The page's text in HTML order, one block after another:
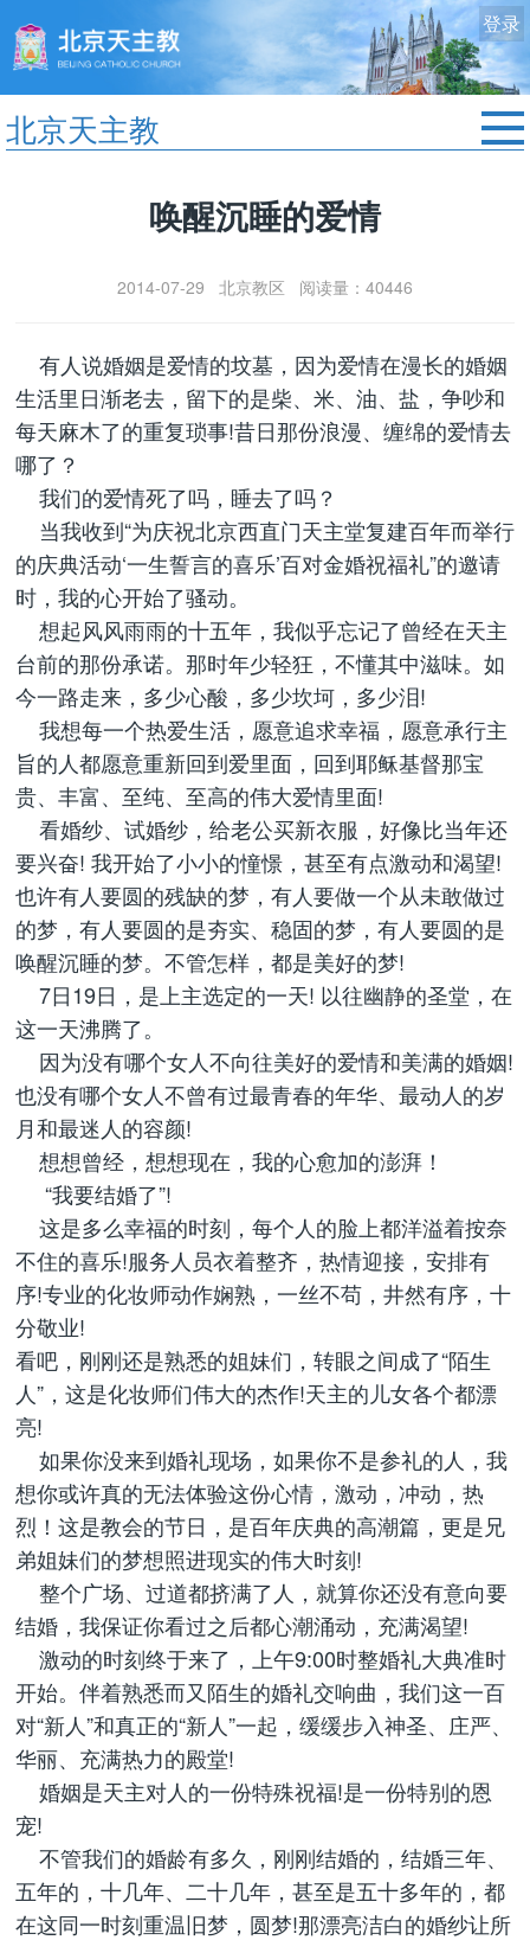
登录
北京天主教
服务中心
政策法规
时事新闻
唤醒沉睡的爱情
2014-07-29 北京教区 阅读量：40446
有人说婚姻是爱情的坟墓，因为爱情在漫长的婚姻
生活里日渐老去，留下的是柴、米、油、盐，争吵和
每天麻木了的重复琐事!昔日那份浪漫、缠绵的爱情去
哪了？
我们的爱情死了吗，睡去了吗？
当我收到“为庆祝北京西直门天主堂复建百年而举行
的庆典活动‘一生誓言的喜乐’百对金婚祝福礼”的邀请
时，我的心开始了骚动。
想起风风雨雨的十五年，我似乎忘记了曾经在天主
台前的那份承诺。那时年少轻狂，不懂其中滋味。如
今一路走来，多少心酸，多少坎坷，多少泪!
我想每一个热爱生活，愿意追求幸福，愿意承行主
旨的人都愿意重新回到爱里面，回到耶稣基督那宝
贵、丰富、至纯、至高的伟大爱情里面!
看婚纱、试婚纱，给老公买新衣服，好像比当年还
要兴奋! 我开始了小小的憧憬，甚至有点激动和渴望!
也许有人要圆的残缺的梦，有人要做一个从未敢做过
的梦，有人要圆的是夯实、稳固的梦，有人要圆的是
唤醒沉睡的梦。不管怎样，都是美好的梦!
7日19日，是上主选定的一天! 以往幽静的圣堂，在
这一天沸腾了。
因为没有哪个女人不向往美好的爱情和美满的婚姻!
也没有哪个女人不曾有过最青春的年华、最动人的岁
月和最迷人的容颜!
想想曾经，想想现在，我的心愈加的澎湃！
“我要结婚了”!
这是多么幸福的时刻，每个人的脸上都洋溢着按奈
不住的喜乐!服务人员衣着整齐，热情迎接，安排有
序!专业的化妆师动作娴熟，一丝不苟，井然有序，十
分敬业!
看吧，刚刚还是熟悉的姐妹们，转眼之间成了“陌生
人”，这是化妆师们伟大的杰作!天主的儿女各个都漂
亮!
如果你没来到婚礼现场，如果你不是参礼的人，我
想你或许真的无法体验这份心情，激动，冲动，热
烈！这是教会的节日，是百年庆典的高潮篇，更是兄
弟姐妹们的梦想照进现实的伟大时刻!
整个广场、过道都挤满了人，就算你还没有意向要
结婚，我保证你看过之后都心潮涌动，充满渴望!
激动的时刻终于来了，上午9:00时整婚礼大典准时
开始。伴着熟悉而又陌生的婚礼交响曲，我们这一百
对“新人”和真正的“新人”一起，缓缓步入神圣、庄严、
华丽、充满热力的殿堂!
婚姻是天主对人的一份特殊祝福!是一份特别的恩
宠!
不管我们的婚龄有多久，刚刚结婚的，结婚三年、
五年的，十几年、二十几年，甚至是五十多年的，都
在这同一时刻重温旧梦，圆梦!那漂亮洁白的婚纱让所